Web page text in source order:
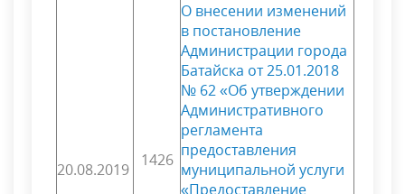
20.08.2019 1426
О внесении изменений
в постановление
Администрации города
Батайска от 25.01.2018
№ 62 «Об утверждении
Административного
регламента
предоставления
муниципальной услуги
«Предоставление